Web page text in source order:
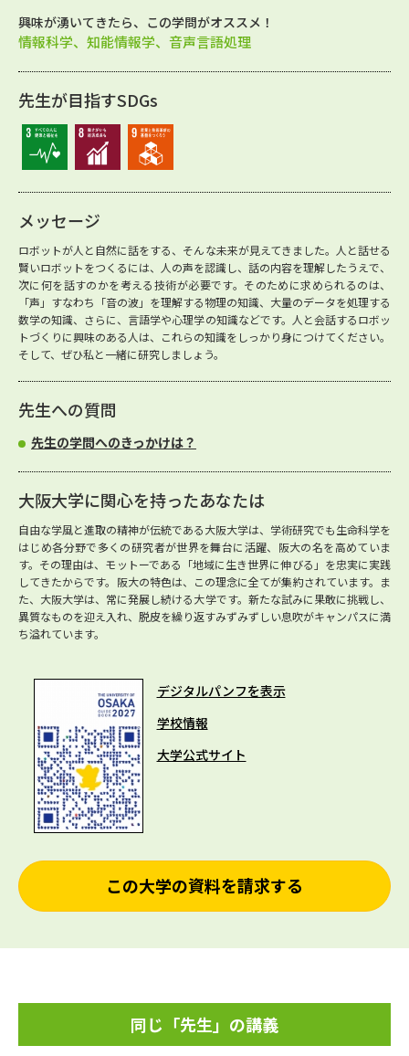
興味が湧いてきたら、この学問がオススメ！
情報科学、知能情報学、音声言語処理
先生が目指すSDGs
メッセージ
ロボットが人と自然に話をする、そんな未来が見えてきました。人と話せる
賢いロボットをつくるには、人の声を認識し、話の内容を理解したうえで、
次に何を話すのかを考える技術が必要です。そのために求められるのは、
「声」すなわち「音の波」を理解する物理の知識、大量のデータを処理する
数学の知識、さらに、言語学や心理学の知識などです。人と会話するロボッ
トづくりに興味のある人は、これらの知識をしっかり身につけてください。
そして、ぜひ私と一緒に研究しましょう。
先生への質問
先生の学問へのきっかけは？
大阪大学に関心を持ったあなたは
自由な学風と進取の精神が伝統である大阪大学は、学術研究でも生命科学を
はじめ各分野で多くの研究者が世界を舞台に活躍、阪大の名を高めていま
す。その理由は、モットーである「地域に生き世界に伸びる」を忠実に実践
してきたからです。阪大の特色は、この理念に全てが集約されています。ま
た、大阪大学は、常に発展し続ける大学です。新たな試みに果敢に挑戦し、
異質なものを迎え入れ、脱皮を繰り返すみずみずしい息吹がキャンパスに満
ち溢れています。
デジタルパンフを表示
学校情報
大学公式サイト
この大学の資料を請求する
同じ「先生」の講義